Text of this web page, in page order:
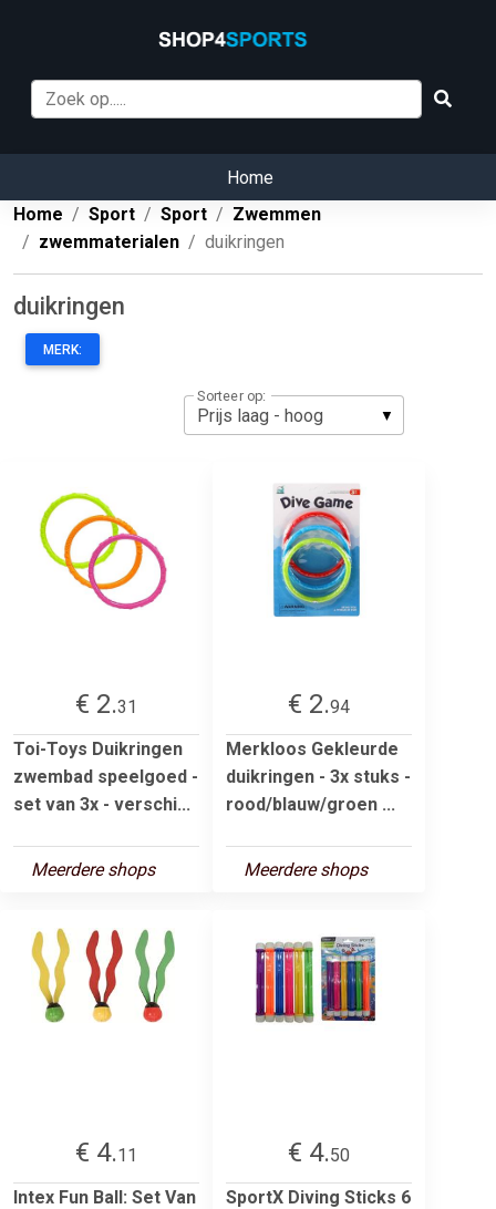
Home
Home
Sport Sport
Zwemmen
zwemmaterialen
duikringen
duikringen
MERK:
Sorteer op:
€ 2.31
Toi-Toys Duikringen
zwembad speelgoed -
set van 3x - verschi...
Meerdere shops
€ 2.94
Merkloos Gekleurde
duikringen - 3x stuks -
rood/blauw/groen ...
Meerdere shops
€ 4.11
Intex Fun Ball: Set Van
€ 4.50
SportX Diving Sticks 6